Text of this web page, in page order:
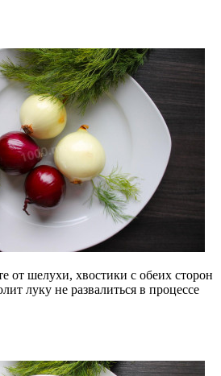
от шелухи, хвостики с обеих сторон
луку не развалиться в процессе